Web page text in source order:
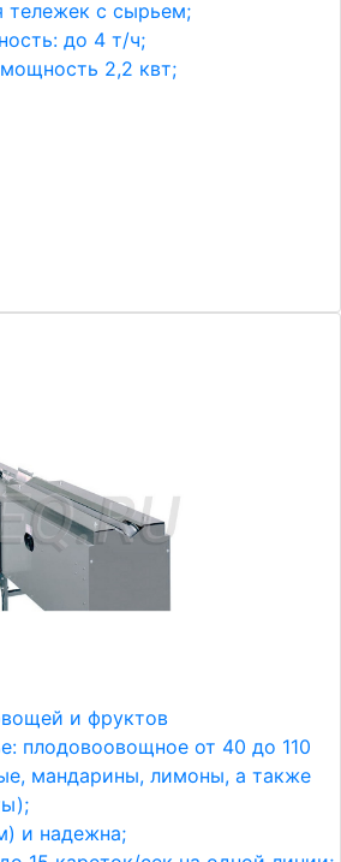
тележек с сырьем;
до 4 т/ч;
2,2 квт;
и фруктов
плодовоовощное от 40 до 110
мандарины, лимоны, а также
и надежна;